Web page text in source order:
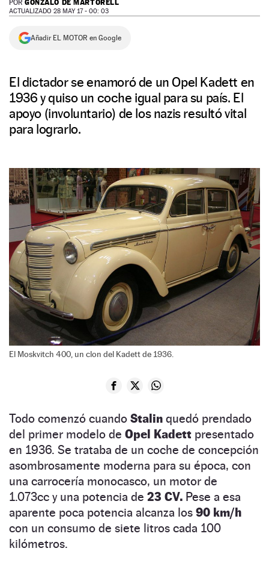
NEWSLETTER
POR GONZALO DE MARTORELL
ACTUALIZADO 28 MAY 17 - 00: 03
Añadir EL MOTOR en Google
El dictador se enamoró de un Opel Kadett en
1936 y quiso un coche igual para su país. El
apoyo (involuntario) de los nazis resultó vital
para lograrlo.
El Moskvitch 400, un clon del Kadett de 1936.
Todo comenzó cuando Stalin quedó prendado
del primer modelo de Opel Kadett presentado
en 1936. Se trataba de un coche de concepción
asombrosamente moderna para su época, con
una carrocería monocasco, un motor de
1.073cc y una potencia de 23 CV. Pese a esa
aparente poca potencia alcanza los 90 km/h
con un consumo de siete litros cada 100
kilómetros.